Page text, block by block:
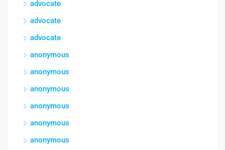
advocate
advocate
advocate
anonymous
anonymous
anonymous
anonymous
anonymous
anonymous